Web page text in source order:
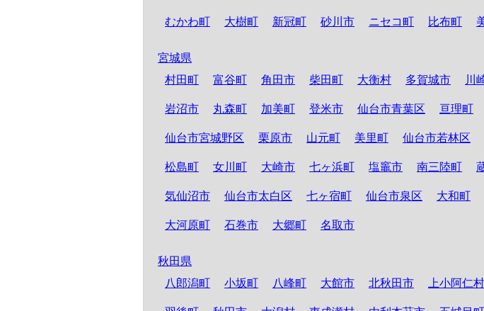
むかわ町 大樹町 新冠町 砂川市 ニセコ町 比布町
宮城県
村田町
富谷町 角田市 柴田町 大衡村 多賀城市 川
岩沼市 丸森町 加美町 登米市 仙台市青葉区 亘理町
仙台市宮城野区 栗原市 山元町 美里町 仙台市若林区
松島町 女川町 大崎市 七ヶ浜町 塩竈市 南三陸町
気仙沼市 仙台市太白区 七ヶ宿町 仙台市泉区 大和町
大河原町 石巻市 大郷町 名取市
秋田県
八郎潟町
小坂町 八峰町 大館市 北秋田市 上小阿仁村